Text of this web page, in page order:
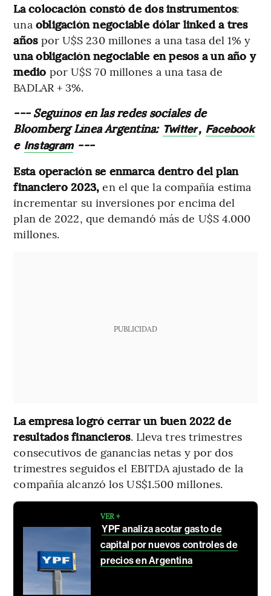
La colocación constó de dos instrumentos:
una obligación negociable dólar linked a tres
años por U$S 230 millones a una tasa del 1% y
una obligación negociable en pesos a un año y
medio por U$S 70 millones a una tasa de
BADLAR + 3%.
--- Seguínos en las redes sociales de
Bloomberg Línea Argentina: Twitter, Facebook
e Instagram ---
Esta operación se enmarca dentro del plan
financiero 2023,en el que la compañía estima
incrementar su inversiones por encima del
plan de 2022, que demandó más de U$S 4.000
millones.
PUBLICIDAD
La empresa logró cerrar un buen 2022 de
resultados financieros. Lleva tres trimestres
consecutivos de ganancias netas y por dos
trimestres seguidos el EBITDA ajustado de la
compañía alcanzó los US$1.500 millones.
VER +
YPF analiza acotar gasto de
capital por nuevos controles de
precios en Argentina